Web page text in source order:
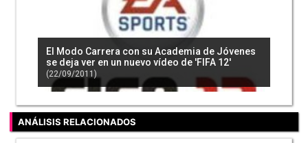
El Modo Carrera con su Academia de Jóvenes
se deja ver en un nuevo vídeo de 'FIFA 12'
(22/09/2011)
ANÁLISIS RELACIONADOS